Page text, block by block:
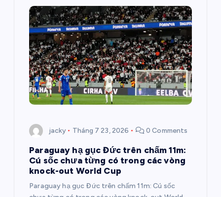
jacky Tháng 7 23, 2026 0 Comments
Paraguay hạ gục Đức trên chấm 11m:
Cú sốc chưa từng có trong các vòng
knock-out World Cup
Paraguay hạ gục Đức trên chấm 11m: Cú sốc